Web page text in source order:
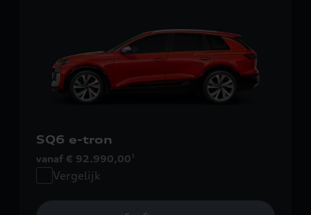
SQ6 e-tron
vanaf € 92.990,00 1
Vergelijk